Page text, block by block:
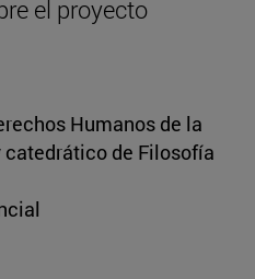
el proyecto
Humanos de la
catedrático de Filosofía